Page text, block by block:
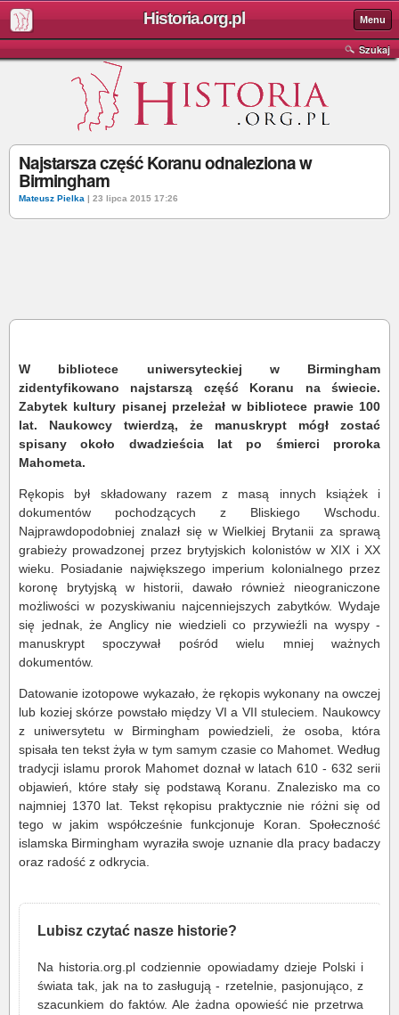
Historia.org.pl Menu
Szukaj
Najstarsza część Koranu odnaleziona w
Birmingham
Mateusz Pielka | 23 lipca 2015 17:26
W bibliotece uniwersyteckiej w Birmingham
zidentyfikowano najstarszą część Koranu na świecie.
Zabytek kultury pisanej przeleżał w bibliotece prawie 100
lat. Naukowcy twierdzą, że manuskrypt mógł zostać
spisany około dwadzieścia lat po śmierci proroka
Mahometa.
Rękopis był składowany razem z masą innych książek i
dokumentów pochodzących z Bliskiego Wschodu.
Najprawdopodobniej znalazł się w Wielkiej Brytanii za sprawą
grabieży prowadzonej przez brytyjskich kolonistów w XIX i XX
wieku. Posiadanie największego imperium kolonialnego przez
koronę brytyjską w historii, dawało również nieograniczone
możliwości w pozyskiwaniu najcenniejszych zabytków. Wydaje
się jednak, że Anglicy nie wiedzieli co przywieźli na wyspy -
manuskrypt spoczywał pośród wielu mniej ważnych
dokumentów.
Datowanie izotopowe wykazało, że rękopis wykonany na owczej
lub koziej skórze powstało między VI a VII stuleciem. Naukowcy
z uniwersytetu w Birmingham powiedzieli, że osoba, która
spisała ten tekst żyła w tym samym czasie co Mahomet. Według
tradycji islamu prorok Mahomet doznał w latach 610 - 632 serii
objawień, które stały się podstawą Koranu. Znalezisko ma co
najmniej 1370 lat. Tekst rękopisu praktycznie nie różni się od
tego w jakim współcześnie funkcjonuje Koran. Społeczność
islamska Birmingham wyraziła swoje uznanie dla pracy badaczy
oraz radość z odkrycia.
Lubisz czytać nasze historie?
Na historia.org.pl codziennie opowiadamy dzieje Polski i
świata tak, jak na to zasługują - rzetelnie, pasjonująco, z
szacunkiem do faktów. Ale żadna opowieść nie przetrwa